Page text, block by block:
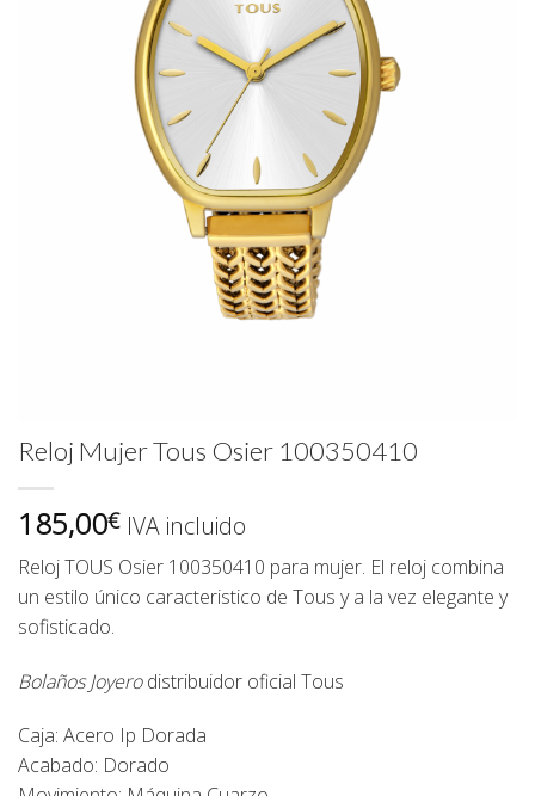
Reloj Mujer Tous Osier 100350410
185,00€ IVA incluido
Reloj TOUS Osier 100350410 para mujer. El reloj combina
un estilo único caracteristico de Tous y a la vez elegante y
sofisticado.
Bolaños Joyerodistribuidor oficial Tous
Caja: Acero Ip Dorada
Acabado: Dorado